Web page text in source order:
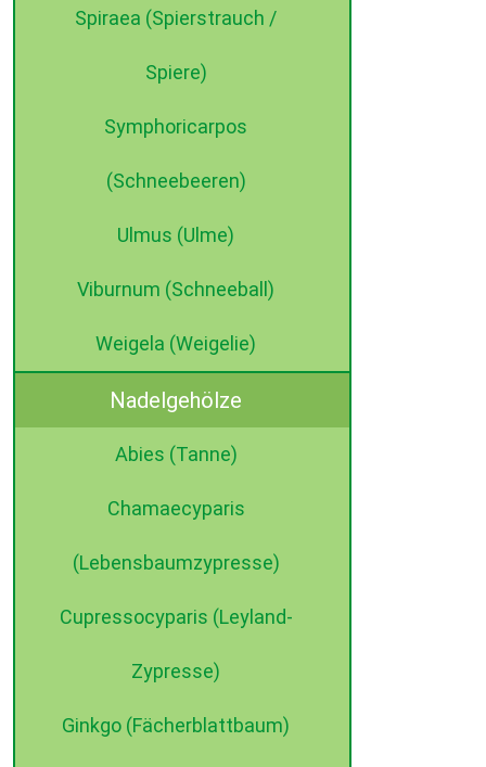
Spiraea (Spierstrauch /
Spiere)
Symphoricarpos
(Schneebeeren)
Ulmus (Ulme)
Viburnum (Schneeball)
Weigela (Weigelie)
Nadelgehölze
Abies (Tanne)
Chamaecyparis
(Lebensbaumzypresse)
Cupressocyparis (Leyland-
Zypresse)
Ginkgo (Fächerblattbaum)